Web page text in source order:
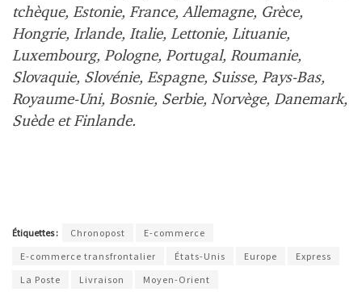
tchèque, Estonie, France, Allemagne, Grèce,
Hongrie, Irlande, Italie, Lettonie, Lituanie,
Luxembourg, Pologne, Portugal, Roumanie,
Slovaquie, Slovénie, Espagne, Suisse, Pays-Bas,
Royaume-Uni, Bosnie, Serbie, Norvège, Danemark,
Suède et Finlande.
Étiquettes : Chronopost
E-commerce
E-commerce transfrontalier
États-Unis Europe
Express
La Poste
Livraison Moyen-Orient